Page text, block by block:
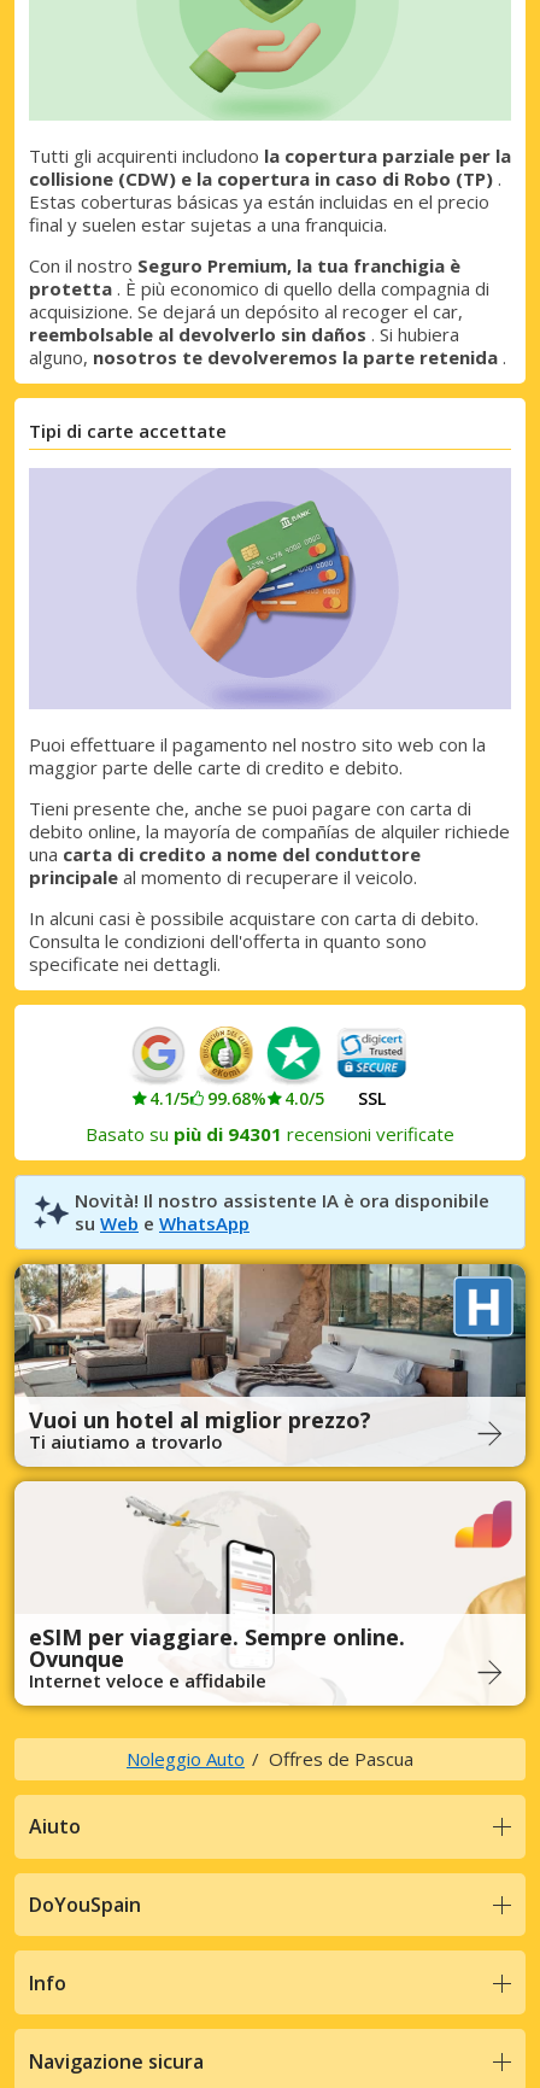
Tutti gli acquirenti includono la copertura parziale per la
collisione (CDW) e la copertura in caso di Robo (TP) .
Estas coberturas básicas ya están incluidas en el precio
final y suelen estar sujetas a una franquicia.
Con il nostro Seguro Premium, la tua franchigia è
protetta . È più economico di quello della compagnia di
acquisizione. Se dejará un depósito al recoger el car,
reembolsable al devolverlo sin daños . Si hubiera
alguno, nosotros te devolveremos la parte retenida .
Tipi di carte accettate
Puoi effettuare il pagamento nel nostro sito web con la
maggior parte delle carte di credito e debito.
Tieni presente che, anche se puoi pagare con carta di
debito online, la mayoría de compañías de alquiler richiede
una carta di credito a nome del conduttore
principale al momento di recuperare il veicolo.
In alcuni casi è possibile acquistare con carta di debito.
Consulta le condizioni dell'offerta in quanto sono
specificate nei dettagli.
4.1/5 99.68% 4.0/5 SSL
Basato su più di 94301 recensioni verificate
Novità! Il nostro assistente IA è ora disponibile
su Web e WhatsApp
Vuoi un hotel al miglior prezzo?
Ti aiutiamo a trovarlo
eSIM per viaggiare. Sempre online.
Ovunque
Internet veloce e affidabile
Noleggio Auto Offres de Pascua
Aiuto
DoYouSpain
Info
Navigazione sicura
Sconti speciali
Accedi alle offerte esclusive dei nostri
fornitori